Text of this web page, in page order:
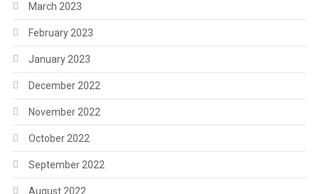
March 2023
February 2023
January 2023
December 2022
November 2022
October 2022
September 2022
August 2022